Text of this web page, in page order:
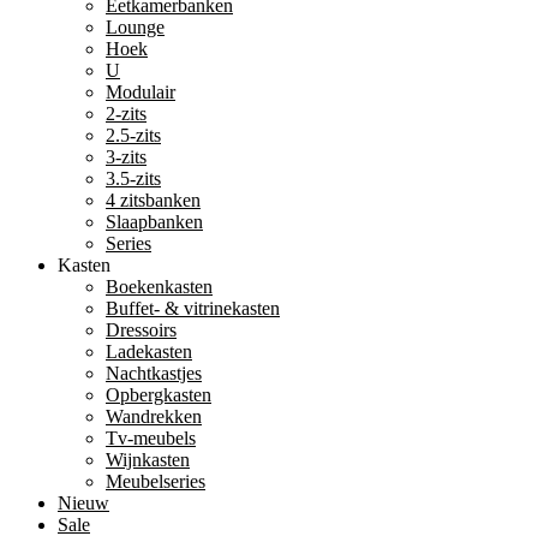
Eetkamerbanken
Lounge
Hoek
U
Modulair
2-zits
2.5-zits
3-zits
3.5-zits
4 zitsbanken
Slaapbanken
Series
Kasten
Boekenkasten
Buffet- & vitrinekasten
Dressoirs
Ladekasten
Nachtkastjes
Opbergkasten
Wandrekken
Tv-meubels
Wijnkasten
Meubelseries
Nieuw
Sale